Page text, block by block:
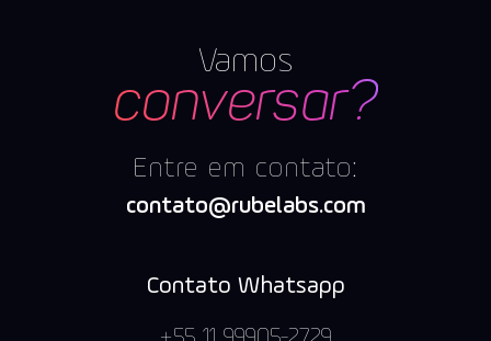
Vamos
conversar?
Entre em contato:
contato@rubelabs.com
Contato Whatsapp